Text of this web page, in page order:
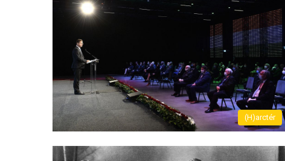
(H)arctér